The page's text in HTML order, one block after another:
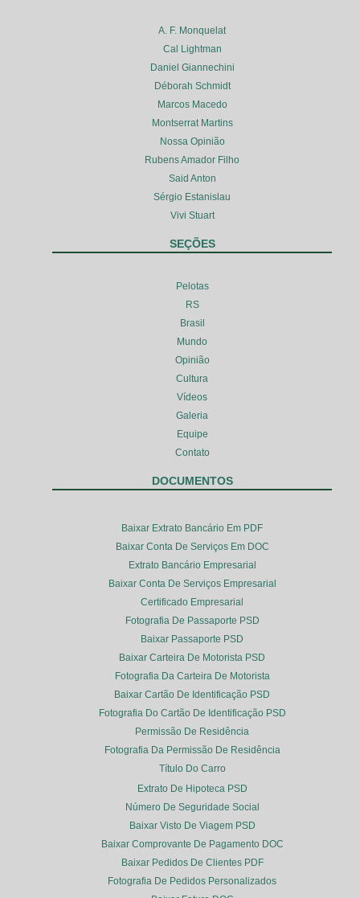
A. F. Monquelat
Cal Lightman
Daniel Giannechini
Déborah Schmidt
Marcos Macedo
Montserrat Martins
Nossa Opinião
Rubens Amador Filho
Said Anton
Sérgio Estanislau
Vivi Stuart
SEÇÕES
Pelotas
RS
Brasil
Mundo
Opinião
Cultura
Vídeos
Galeria
Equipe
Contato
DOCUMENTOS
Baixar Extrato Bancário Em PDF
Baixar Conta De Serviços Em DOC
Extrato Bancário Empresarial
Baixar Conta De Serviços Empresarial
Certificado Empresarial
Fotografia De Passaporte PSD
Baixar Passaporte PSD
Baixar Carteira De Motorista PSD
Fotografia Da Carteira De Motorista
Baixar Cartão De Identificação PSD
Fotografia Do Cartão De Identificação PSD
Permissão De Residência
Fotografia Da Permissão De Residência
Título Do Carro
Extrato De Hipoteca PSD
Número De Seguridade Social
Baixar Visto De Viagem PSD
Baixar Comprovante De Pagamento DOC
Baixar Pedidos De Clientes PDF
Fotografia De Pedidos Personalizados